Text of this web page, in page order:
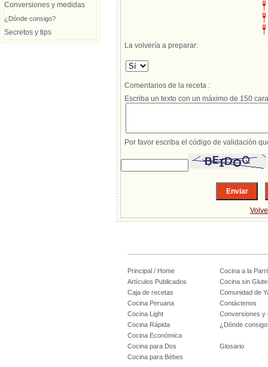
Conversiones y medidas
¿Dónde consigo?
Secretos y tips
La volvería a preparar:
Comentarios de la receta :
Escriba un texto con un máximo de 150
Por favor escriba el código de validación
Principal / Home
Cocina a la
Artículos Publicados
Cocina sin
Caja de recetas
Comunidad de
Cocina Peruana
Contáctenos
Cocina Light
Conversiones y
Cocina Rápida
¿Dónde
Cocina Económica
Cocina para Dos
Glosario
Cocina para Bébes